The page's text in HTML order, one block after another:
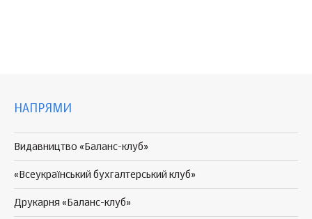
НАПРЯМИ
Видавництво «Баланс-клуб»
«Всеукраїнський бухгалтерський клуб»
Друкарня «Баланс-клуб»